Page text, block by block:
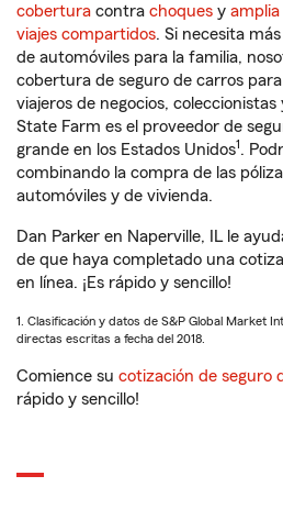
cobertura contra choques y
viajes compartidos. Si necesita
de automóviles para la familia,
cobertura de seguro de carros
viajeros de negocios,
State Farm es el proveedor de
grande en los Estados Unidos1.
combinando la compra de las
automóviles y de vivienda.
Dan Parker en Naperville, IL le
de que haya completado una
en línea. ¡Es rápido y sencillo!
1. Clasificación y datos de S&P Global Market
directas escritas a fecha del 2018.
Comience su cotización de seguro
rápido y sencillo!